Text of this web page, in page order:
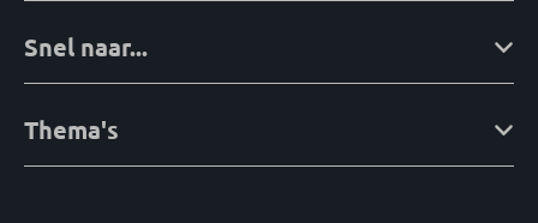
Snel naar...
Thema's